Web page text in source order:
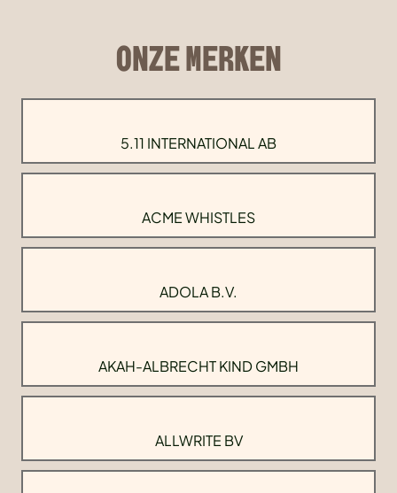
ONZE MERKEN
5.11 INTERNATIONAL AB
ACME WHISTLES
ADOLA B.V.
AKAH-ALBRECHT KIND GMBH
ALLWRITE BV